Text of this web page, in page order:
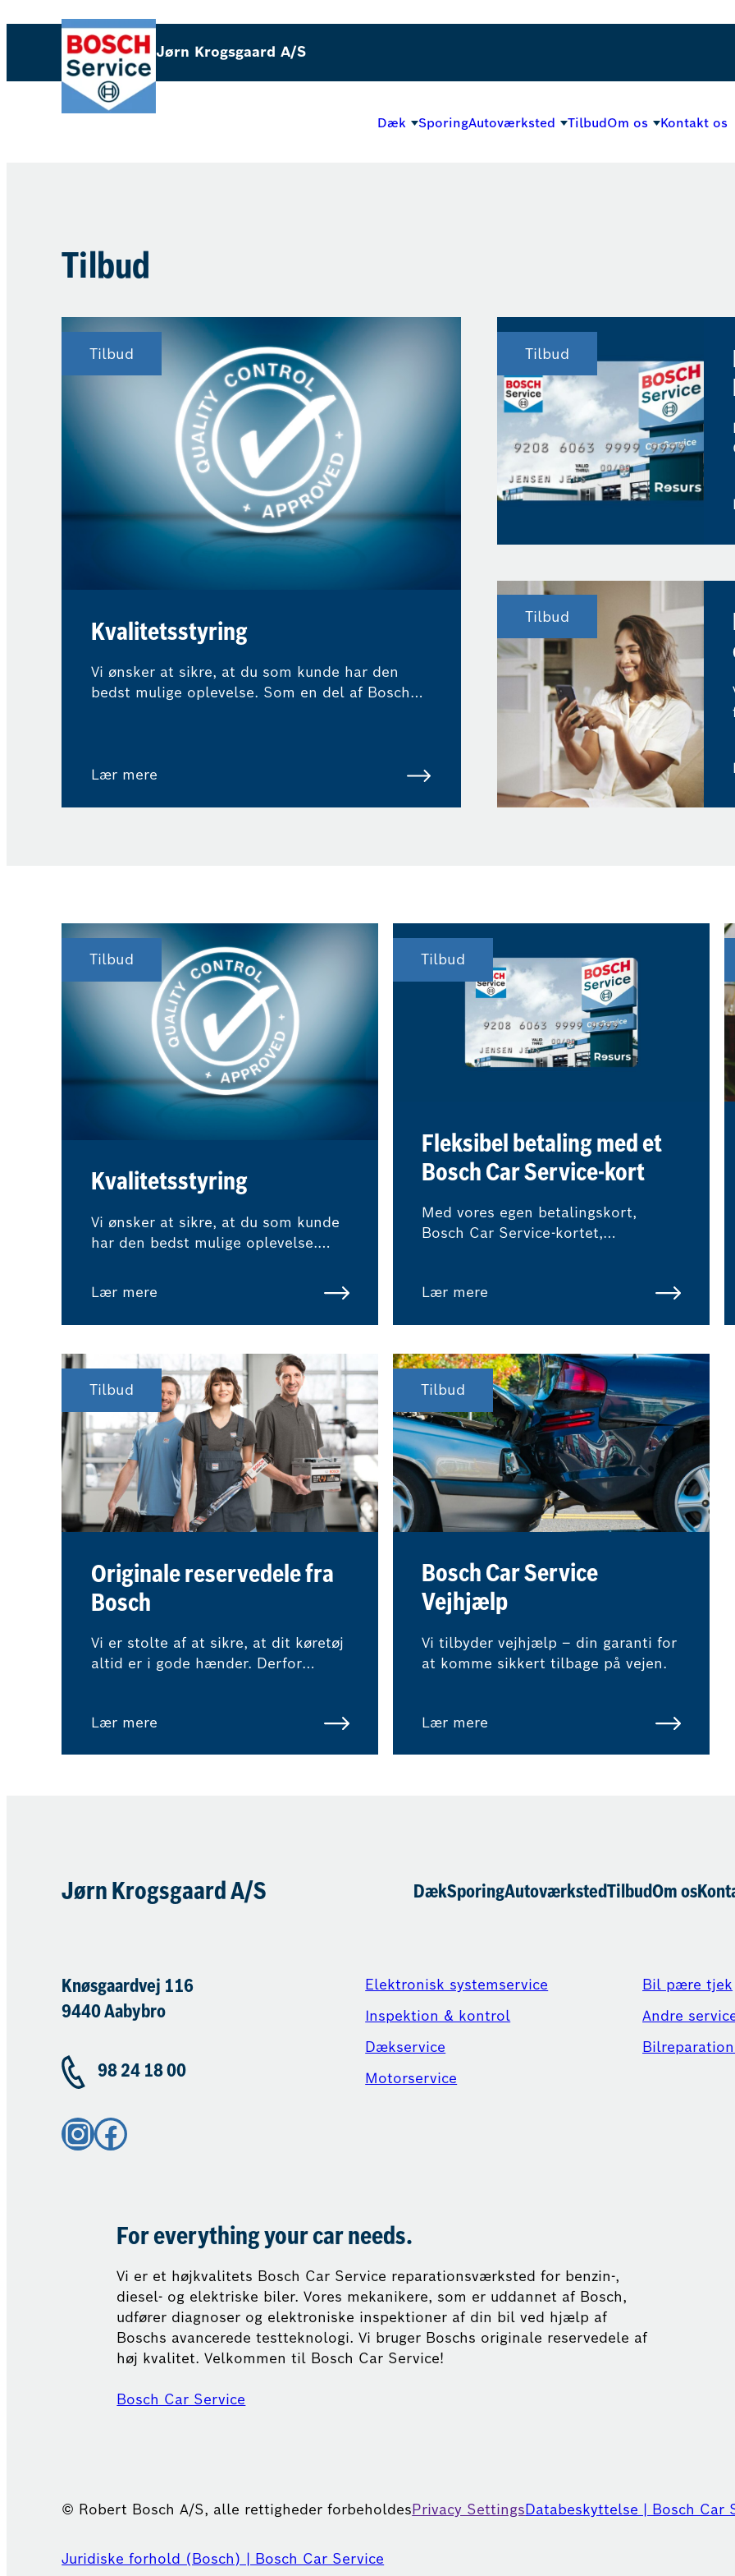
Jørn Krogsgaard A/S
Dæk SporingAutoværksted TilbudOm os Kontakt os
Tilbud
Tilbud
Kvalitetsstyring
Vi ønsker at sikre, at du som kunde har den
bedst mulige oplevelse. Som en del af Bosch
Lær mere
Tilbud
Tilbud
Tilbud
Kvalitetsstyring
Vi ønsker at sikre, at du som kunde
har den bedst mulige oplevelse.
netværket betyder det, at eksterne
vores kvalitetsstandarder og
Lær mere
Tilbud
Fleksibel betaling med et
Bosch Car Service-kort
Med vores egen betalingskort,
Bosch Car Service-kortet,
værkstedsbesøg.
Lær mere
Tilbud
Originale reservedele fra
Bosch
Vi er stolte af at sikre, at dit køretøj
altid er i gode hænder. Derfor
højeste kvalitet for at hjælpe med at
Lær mere
Tilbud
Bosch Car Service
Vejhjælp
Vi tilbyder vejhjælp – din garanti for
at komme sikkert tilbage på vejen.
Lær mere
Jørn Krogsgaard A/S DækSporingAutoværkstedTilbudOm os
Knøsgaardvej 116
9440 Aabybro
98 24 18 00
Instagram Facebook
Elektronisk systemservice
Inspektion & kontrol
Dækservice
Motorservice
Bil pære tjek
Andre
For everything your car needs.
Vi er et højkvalitets Bosch Car Service reparationsværksted for benzin-,
diesel- og elektriske biler. Vores mekanikere, som er uddannet af Bosch,
udfører diagnoser og elektroniske inspektioner af din bil ved hjælp af
Boschs avancerede testteknologi. Vi bruger Boschs originale reservedele af
høj kvalitet. Velkommen til Bosch Car Service!
Bosch Car Service
© Robert Bosch A/S, alle rettigheder forbeholdesPrivacy SettingsDatabeskyttelse | Bosch Car
Juridiske forhold (Bosch) | Bosch Car Service